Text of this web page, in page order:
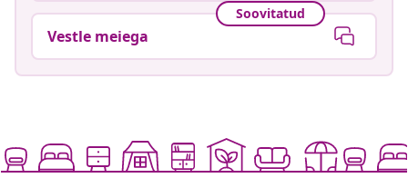
Soovitatud
Vestle meiega